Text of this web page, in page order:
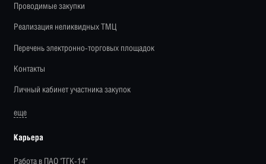
Проводимые закупки
Реализация неликвидных ТМЦ
Перечень электронно-торговых площадок
Контакты
Личный кабинет участника закупок
еще
Карьера
Работа в ПАО "ТГК-14"